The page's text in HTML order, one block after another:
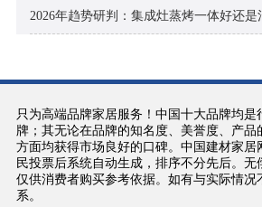
2026年趋势研判：集成灶蒸烤一体好还是
只为高端品牌家居服务！中国十大品牌均是
牌；其无论在品牌的知名度、美誉度、产品
方面均获得市场良好的口碑。中国建材家居
民投票后系统自动生成，排序不分先后。无
仅供消费者购买参考依据。如有与实际情况
系。